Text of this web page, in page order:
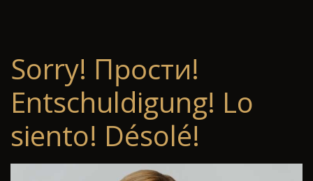
Sorry! Прости!
Entschuldigung! Lo
siento! Désolé!